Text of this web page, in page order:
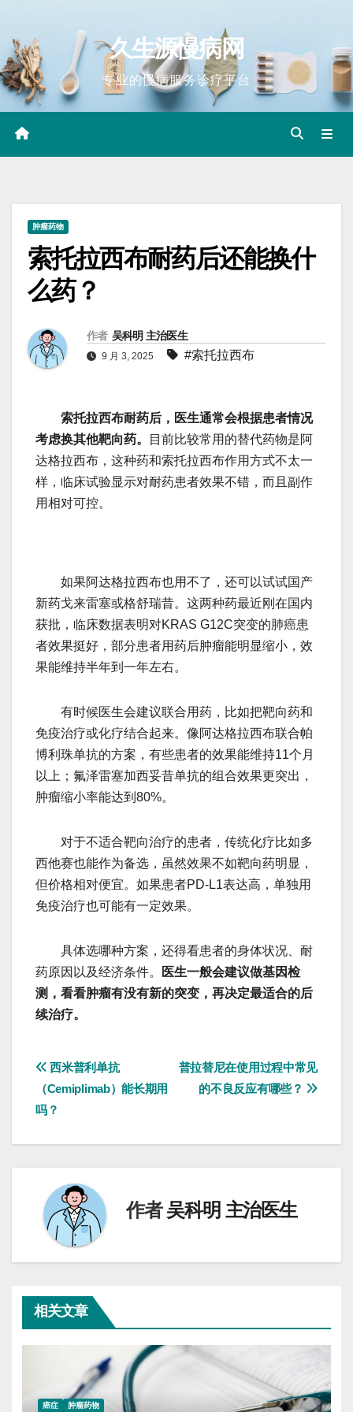
content
久生源慢病网
专业的慢病服务诊疗平台
肿瘤药物
索托拉西布耐药后还能换什
么药？
作者 吴科明 主治医生
9 月 3, 2025 #索托拉西布
索托拉西布耐药后，医生通常会根据患者情况
考虑换其他靶向药。
目前比较常用的替代药物是阿
达格拉西布，这种药和索托拉西布作用方式不太一
样，临床试验显示对耐药患者效果不错，而且副作
用相对可控。
如果阿达格拉西布也用不了，还可以试试国产
新药戈来雷塞或格舒瑞昔。这两种药最近刚在国内
获批，临床数据表明对KRAS G12C突变的肺癌患
者效果挺好，部分患者用药后肿瘤能明显缩小，效
果能维持半年到一年左右。
有时候医生会建议联合用药，比如把靶向药和
免疫治疗或化疗结合起来。像阿达格拉西布联合帕
博利珠单抗的方案，有些患者的效果能维持11个月
以上；氟泽雷塞加西妥昔单抗的组合效果更突出，
肿瘤缩小率能达到80%。
对于不适合靶向治疗的患者，传统化疗比如多
西他赛也能作为备选，虽然效果不如靶向药明显，
但价格相对便宜。如果患者PD-L1表达高，单独用
免疫治疗也可能有一定效果。
具体选哪种方案，还得看患者的身体状况、耐
药原因以及经济条件。
医生一般会建议做基因检
测，看看肿瘤有没有新的突变，再决定最适合的后
续治疗。
文
章
导
普拉替尼在使用过程中常见
的不良反应有哪些？
西米普利单抗
（Cemiplimab）能长期用
吗？
作者吴科明 主治医生
相关文章
癌症 肿瘤药物